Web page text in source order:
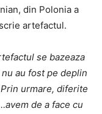
din Polonia a
artefactul.
se bazeaza
au fost pe deplin
urmare, diferite
de a face cu